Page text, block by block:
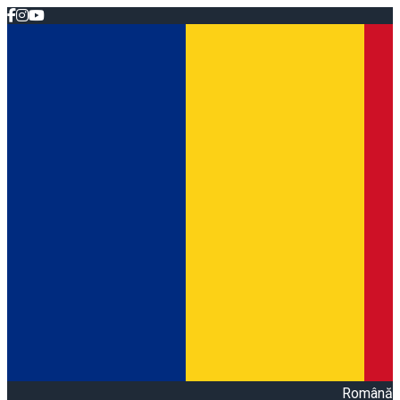
Română